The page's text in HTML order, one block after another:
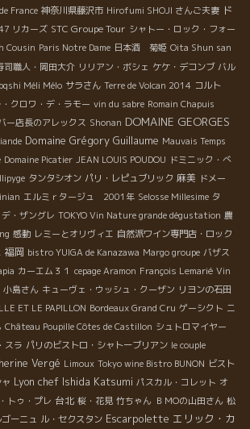
France 神奈川県藤沢市 Hirofumi SHOJI さんご夫妻 ド
リカーズ STC Groupe Tour シャトー・ロック・フォー
Cousin Paris Notre Dame 日本酒 菊姫 Oita Shun san
司職人・岡田大介 リリアン・ボシェ ケケ・デコンブ バル
Méli Mélo サラさん Terre de Volcan 2014 コルト
・クロワ・デ・ラモー vin du sabre Romain Chapuis
ー店長のアレックス Shonan DOMAINE GEORGES
Domaine Grégory Guillaume Mauvais Temps
Domaine Picatier JEAN LOUIS POUDOU ドミニック・べ
タンタシオン パリ・レピュブリック 麻美 ドメー
エルミｒタージュ 2001年 Selosse Millesime タ
・ザングレ TOKYO Vin Nature grande dégustation 農
感動 レミーとオリヴィエ 自然派ワイン専門店・ロック
福岡 bistro YUIGA de Kanazawa Margo groupe バザス
カーエム３１ cepage Aramon François Lemarié Vin
小島さん キューヴェ・ウッシュ・クーザン リヨンの石田
ET LE PAPILLON Bordeaux Grand Cru ゲーシクト ニ
Château Poupille Côtes de Castillon シュトロマイヤー
スラ パリのビストロ・シャトーブリアン le couple
Vergé Limoux Tokyo wine Bistro BUNON ビスト
Lyon chef Ishida Katsumi パスカル・コレット オ
トゥ・プレ 台北 桜・花見 竹ちゃん ＢＭОの山田さん 松
ーニュ ル・セクスタン Escarpolette エリック・カ